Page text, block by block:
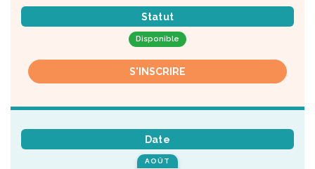
Statut
Disponible
S'INSCRIRE
Date
AOÛT